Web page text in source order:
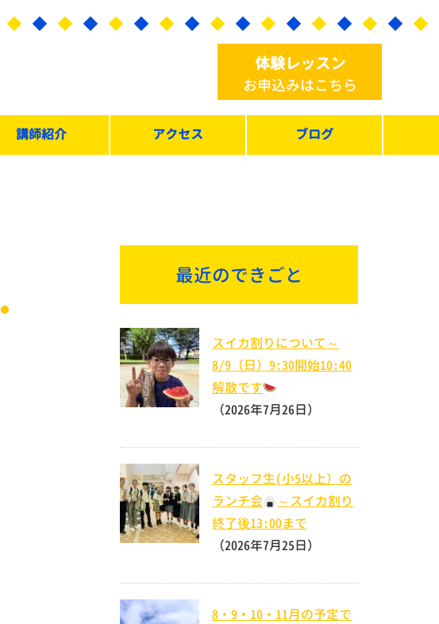
体験レッスン
お申込みはこちら
講師紹介 アクセス ブログ
最近のできごと
スイカ割りについて～
8/9（日）9:30開始10:40
解散です
（2026年7月26日）
スタッフ生(小5以上）の
ランチ会
～スイカ割り
終了後13:00まで
（2026年7月25日）
8・9・10・11月の予定で